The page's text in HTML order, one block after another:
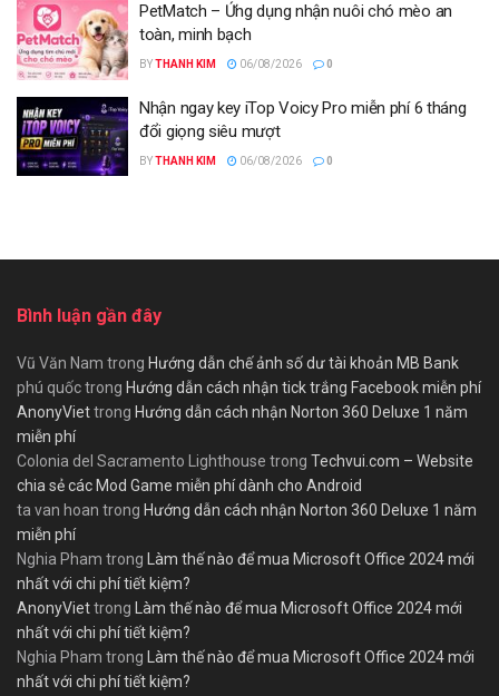
PetMatch – Ứng dụng nhận nuôi chó mèo an
toàn, minh bạch
BYTHANH KIM 06/08/2026 0
Nhận ngay key iTop Voicy Pro miễn phí 6 tháng
đổi giọng siêu mượt
BYTHANH KIM 06/08/2026 0
Bình luận gần đây
Vũ Văn Nam trong Hướng dẫn chế ảnh số dư tài khoản MB Bank
phú quốctrong Hướng dẫn cách nhận tick trắng Facebook miễn phí
AnonyViettrong Hướng dẫn cách nhận Norton 360 Deluxe 1 năm
miễn phí
Colonia del Sacramento Lighthouse trong Techvui.com – Website
chia sẻ các Mod Game miễn phí dành cho Android
ta van hoan trong Hướng dẫn cách nhận Norton 360 Deluxe 1 năm
miễn phí
Nghia Pham trong Làm thế nào để mua Microsoft Office 2024 mới
nhất với chi phí tiết kiệm?
AnonyViettrong Làm thế nào để mua Microsoft Office 2024 mới
nhất với chi phí tiết kiệm?
Nghia Pham trong Làm thế nào để mua Microsoft Office 2024 mới
nhất với chi phí tiết kiệm?